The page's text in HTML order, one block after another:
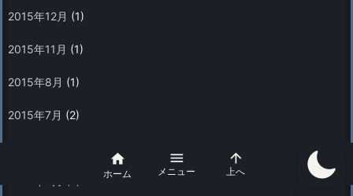
2015年12月 (1)
2015年11月 (1)
2015年8月 (1)
2015年7月 (2)

ホーム

メニュー

上へ